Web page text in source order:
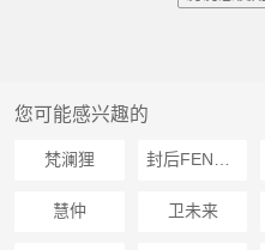
您可能感兴趣的
梵澜狸
慧仲 卫未来